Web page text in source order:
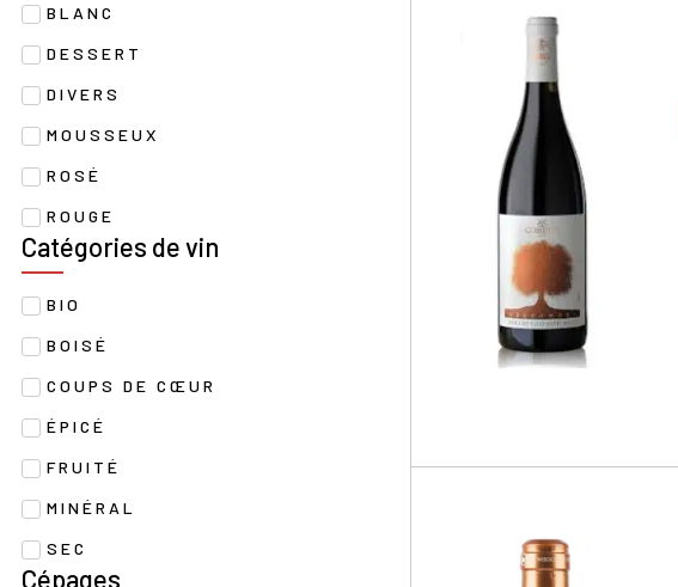
BLANC
DESSERT
DIVERS
MOUSSEUX
ROSÉ
ROUGE
Catégories de vin
BIO
BOISÉ
COUPS DE CŒUR
ÉPICÉ
FRUITÉ
MINÉRAL
SEC
Cépages